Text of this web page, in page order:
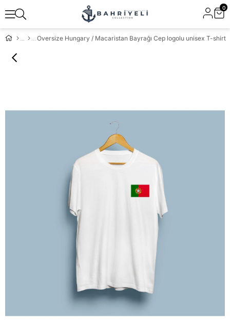
0
Oversize Hungary / Macaristan Bayrağı Cep logolu unisex T-shirt